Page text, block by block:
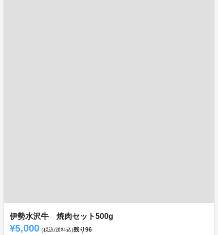
伊勢水沢牛 焼肉セット500g
¥5,000 (税込/送料込)残り96